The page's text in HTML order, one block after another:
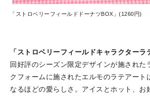
「ストロベリーフィールドドーナツBOX」(1260円)
「ストロベリーフィールドキャラクターラ
回好評のシーズン限定デザインが施された
クフォームに施されたエルモのラテアート
なるほどの愛らしさ。アイスとホット、お